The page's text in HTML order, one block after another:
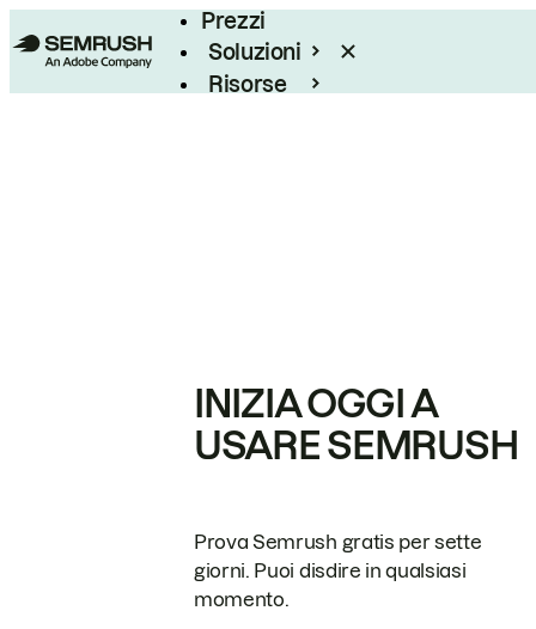
Prezzi
Soluzioni
Risorse
INIZIA OGGI A
USARE SEMRUSH
Prova Semrush gratis per sette
giorni. Puoi disdire in qualsiasi
momento.